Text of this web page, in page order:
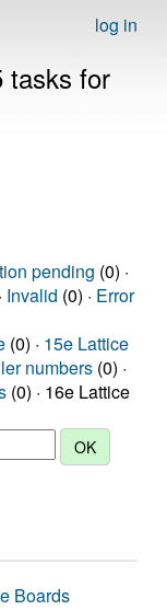
log in
tasks for
pending (0) ·
Invalid (0) · Error
(0) · 15e Lattice
numbers (0) ·
(0) · 16e Lattice
Boards